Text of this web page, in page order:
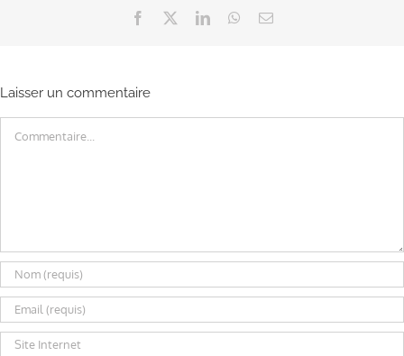
Facebook LinkedInWhatsApp
Email
Laisser un commentaire